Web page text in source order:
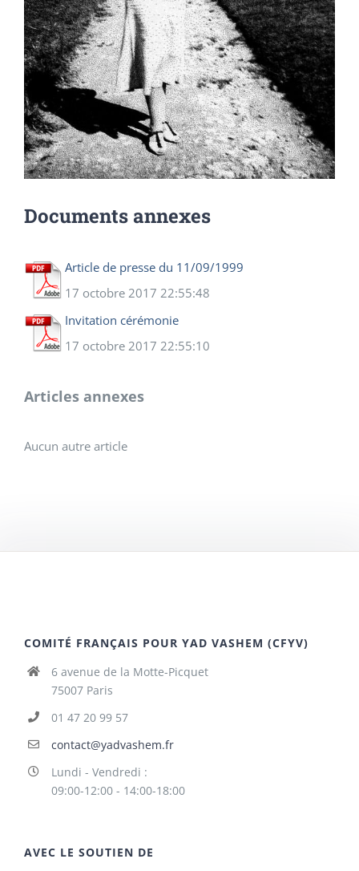
Documents annexes
Article de presse du 11/09/1999
17 octobre 2017 22:55:48
Invitation cérémonie
17 octobre 2017 22:55:10
Articles annexes
Aucun autre article
COMITÉ FRANÇAIS POUR YAD VASHEM (CFYV)
6 avenue de la Motte-Picquet
75007 Paris
01 47 20 99 57
contact@yadvashem.fr
Lundi - Vendredi :
09:00-12:00 - 14:00-18:00
AVEC LE SOUTIEN DE